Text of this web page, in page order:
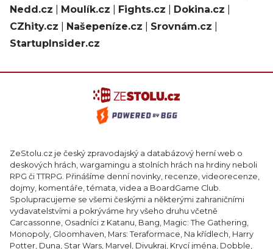
Nedd.cz
Moulík.cz Fights.cz Dokina.cz
CZhity.cz
Našepeníze.cz Srovnám.cz
StartupInsider.cz
ZeStolu.cz je český zpravodajský a databázový herní web o
deskových hrách, wargamingu a stolních hrách na hrdiny neboli
RPG či TTRPG. Přinášíme denní novinky, recenze, videorecenze,
dojmy, komentáře, témata, videa a BoardGame Club.
Spolupracujeme se všemi českými a některými zahraničními
vydavatelstvími a pokrýváme hry všeho druhu včetně
Carcassonne, Osadníci z Katanu, Bang, Magic: The Gathering,
Monopoly, Gloomhaven, Mars: Teraformace, Na křídlech, Harry
Potter, Duna, Star Wars, Marvel, Divukraj, Krycí jména, Dobble,